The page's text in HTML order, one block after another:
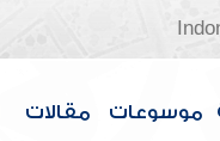
موسوعات مقالات